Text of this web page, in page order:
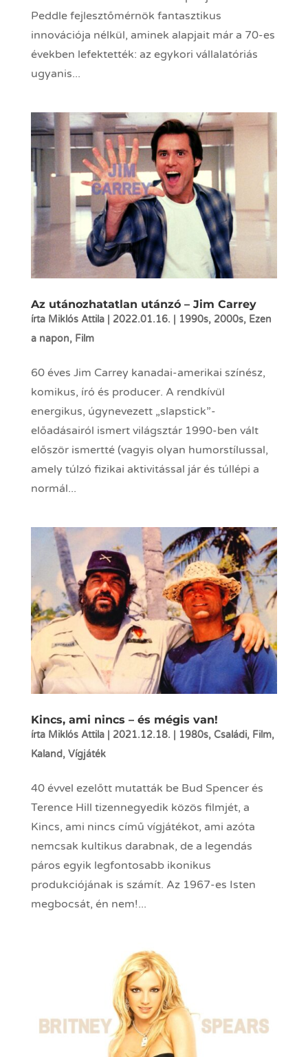
Peddle fejlesztőmérnök fantasztikus
innovációja nélkül, aminek alapjait már a 70-es
években lefektették: az egykori vállalatóriás
ugyanis...
Az utánozhatatlan utánzó – Jim Carrey
írta Miklós Attila| 2022.01.16. 1990s, 2000s, Ezen
a napon, Film
60 éves Jim Carrey kanadai-amerikai színész,
komikus, író és producer. A rendkívül
energikus, úgynevezett „slapstick”-
előadásairól ismert világsztár 1990-ben vált
először ismertté (vagyis olyan humorstílussal,
amely túlzó fizikai aktivitással jár és túllépi a
normál...
Kincs, ami nincs – és mégis van!
írta Miklós Attila| 2021.12.18. 1980s, Családi, Film,
Kaland, Vígjáték
40 évvel ezelőtt mutatták be Bud Spencer és
Terence Hill tizennegyedik közös filmjét, a
Kincs, ami nincs című vígjátékot, ami azóta
nemcsak kultikus darabnak, de a legendás
páros egyik legfontosabb ikonikus
produkciójának is számít. Az 1967-es Isten
megbocsát, én nem!...